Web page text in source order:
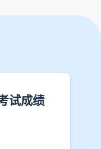
试成绩